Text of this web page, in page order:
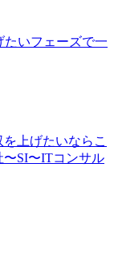
たいフェーズで一
上げたいならこ
〜SI〜ITコンサル